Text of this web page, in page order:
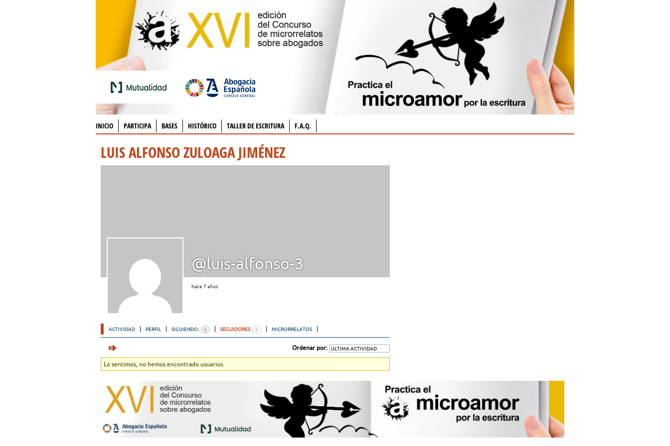
INICIO PARTICIPA BASES HISTÓRICO TALLER DE ESCRITURA F.A.Q.
LUIS ALFONSO ZULOAGA JIMÉNEZ
@luis-alfonso-3
hace 7 años
ACTIVIDAD PERFIL SIGUIENDO: 0 SEGUIDORES 0 MICRORRELATOS
Ordenar por:
Lo sentimos, no hemos encontrado usuarios.